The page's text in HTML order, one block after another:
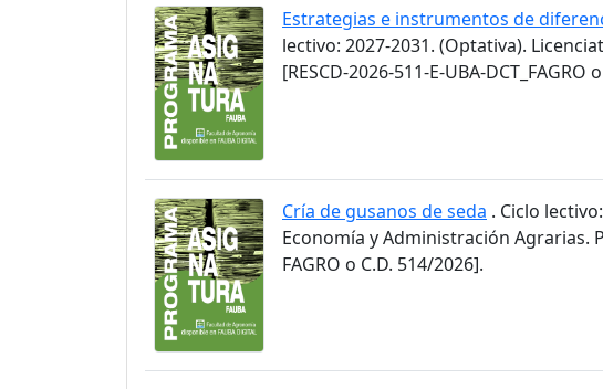
Estrategias e instrumentos de
lectivo: 2027-2031. (Optativa).
[RESCD-2026-511-E-UBA-DCT_FAGRO
Cría de gusanos de seda . Ciclo
Economía y Administración Agrarias.
FAGRO o C.D. 514/2026].